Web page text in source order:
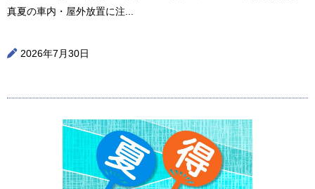
真夏の車内・屋外放置に注...
2026年7月30日